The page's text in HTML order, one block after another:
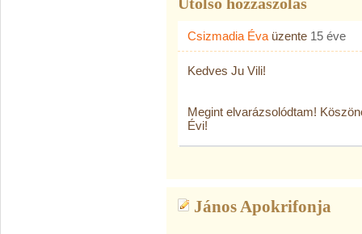
Csizmadia Éva üzente 15 éve
Kedves Ju Vili!
Megint elvarázsolódtam!
Évi!
János Apokrifonja